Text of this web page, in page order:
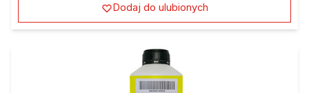
Dodaj do ulubionych